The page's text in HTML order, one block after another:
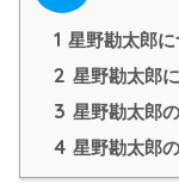
1 星野勘太郎に
2 星野勘太郎
3 星野勘太郎
4 星野勘太郎